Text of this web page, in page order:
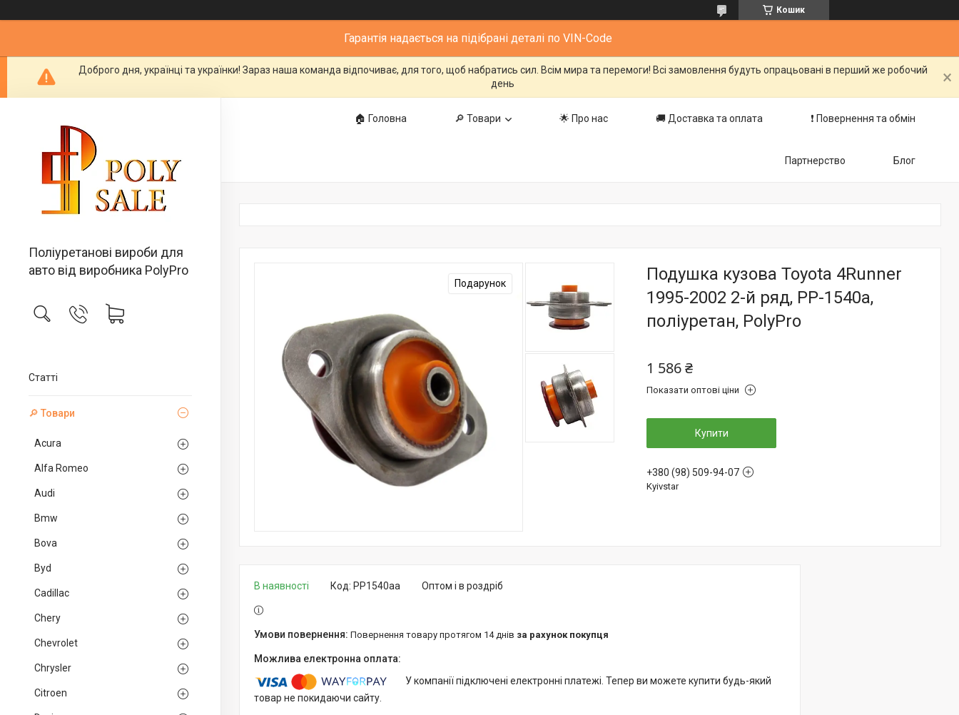
Кошик
Гарантія надається на підібрані деталі по VIN-Code
Доброго дня, українці та українки! Зараз наша команда відпочиває, для того, щоб набратись сил. Всім мира та перемоги! Всі замовлення будуть опрацьовані в перший же робочий
день
Поліуретанові вироби для
авто від виробника PolyPro
Статті
🔎 Товари
Acura
Alfa Romeo
Audi
Bmw
Bova
Byd
Cadillac
Chery
Chevrolet
Chrysler
Citroen
🏠 Головна 🔎 Товари 🌟 Про нас 🚚 Доставка та оплата ❗️ Повернення та обмін
Партнерство Блог
Подарунок
Подушка кузова Toyota 4Runner
1995-2002 2-й ряд, PP-1540a,
поліуретан, PolyPro
1 586 ₴
Показати оптові ціни
Купити
+380 (98) 509-94-07
Kyivstar
В наявності Оптом і в роздріб
Код: PP1540aa
повернення товару протягом 14 днів за рахунок покупця
У компанії підключені електронні платежі. Тепер ви можете купити будь-який
товар не покидаючи сайту.